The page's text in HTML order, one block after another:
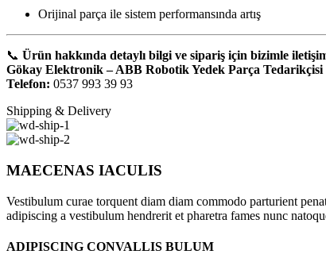
Orijinal parça ile sistem performansında artış
📞 Ürün hakkında detaylı bilgi ve sipariş için bizimle
Gökay Elektronik – ABB Robotik Yedek Parça Tedarikçisi
Telefon: 0537 993 39 93
Shipping & Delivery
MAECENAS IACULIS
Vestibulum curae torquent diam diam commodo parturient
adipiscing a vestibulum hendrerit et pharetra fames nunc
ADIPISCING CONVALLIS BULUM